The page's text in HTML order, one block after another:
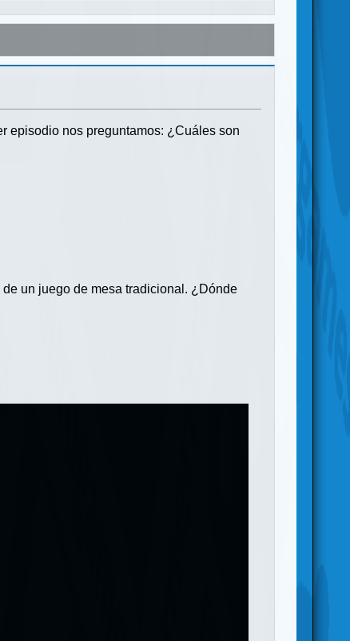
episodio nos preguntamos: ¿Cuáles son
un juego de mesa tradicional. ¿Dónde